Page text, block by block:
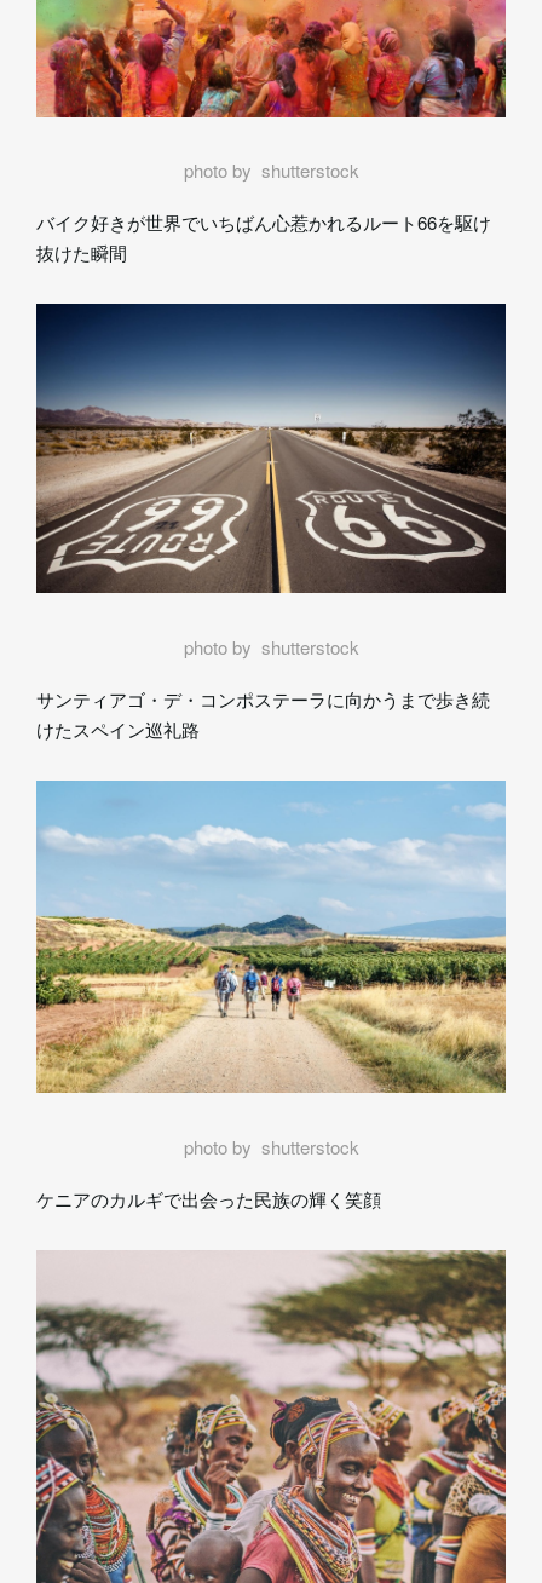
photo by shutterstock
バイク好きが世界でいちばん心惹かれるルート66を駆け
抜けた瞬間
photo by shutterstock
サンティアゴ・デ・コンポステーラに向かうまで歩き続
けたスペイン巡礼路
photo by shutterstock
ケニアのカルギで出会った民族の輝く笑顔